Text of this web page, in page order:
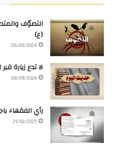
التصوّف
(ع)
06/06/2024
لا تدع زيارة
08/08/2024
رأي الفقهاء
25/02/2025